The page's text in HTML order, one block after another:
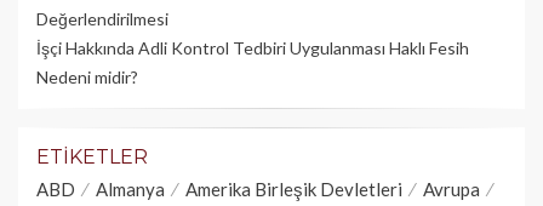
Değerlendirilmesi
İşçi Hakkında Adli Kontrol Tedbiri Uygulanması Haklı Fesih
Nedeni midir?
ETIKETLER
ABD Almanya Amerika Birleşik Devletleri
Avrupa